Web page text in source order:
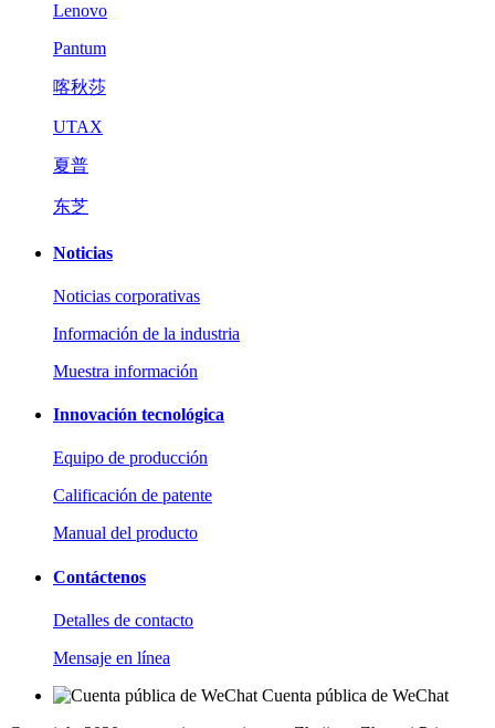
Lenovo
Pantum
喀秋莎
UTAX
夏普
东芝
Noticias
Noticias corporativas
Información de la industria
Muestra información
Innovación tecnológica
Equipo de producción
Calificación de patente
Manual del producto
Contáctenos
Detalles de contacto
Mensaje en línea
Cuenta pública de WeChat